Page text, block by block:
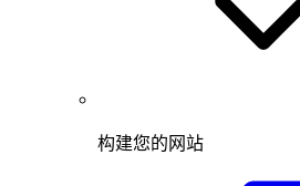
构建您的网站